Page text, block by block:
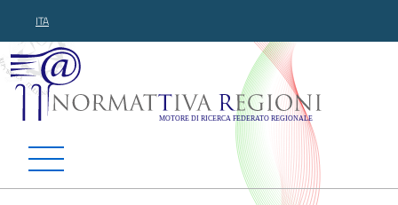
ITA
Normattiva Regioni -